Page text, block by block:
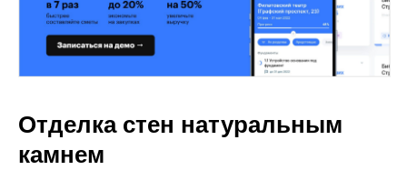
Отделка стен натуральным
камнем